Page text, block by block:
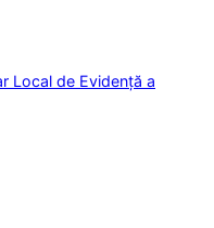
Local de Evidență a